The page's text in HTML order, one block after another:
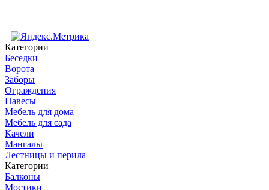
Категории
Беседки
Ворота
Заборы
Ограждения
Навесы
Мебель для дома
Мебель для сада
Качели
Мангалы
Лестницы и перила
Категории
Балконы
Мостики